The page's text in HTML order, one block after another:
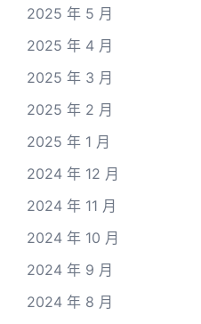
2025 年 5 月
2025 年 4 月
2025 年 3 月
2025 年 2 月
2025 年 1 月
2024 年 12 月
2024 年 11 月
2024 年 10 月
2024 年 9 月
2024 年 8 月